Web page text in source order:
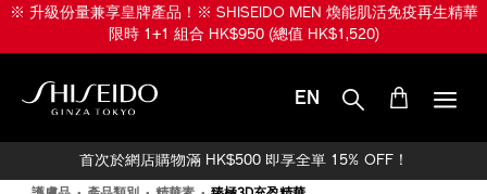
跳※ 升級份量兼享皇牌產品！※ SHISEIDO MEN 煥能肌活免疫再生精華
限時 1+1 組合 HK$950 (總值 HK$1,520)
EN
首次於網店購物滿 HK$500 即享全單 15% OFF！